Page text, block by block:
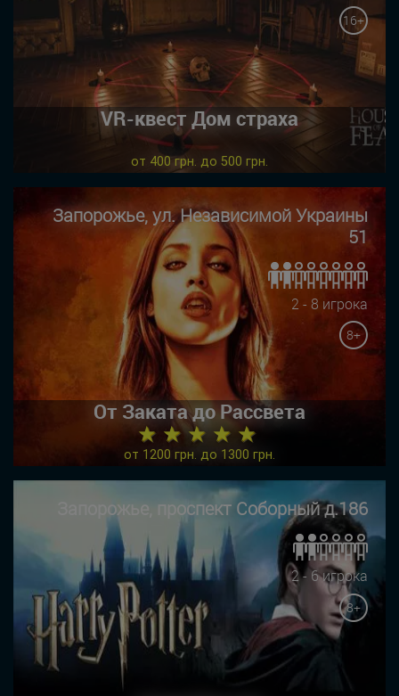
16+
VR-квест Дом страха
от 400 грн. до 500 грн.
Запорожье, ул. Независимой Украины
51
2 - 8 игрока
8+
От Заката до Рассвета
★ ★ ★ ★ ★
от 1200 грн. до 1300 грн.
Запорожье, проспект Соборный д.186
2 - 6 игрока
8+